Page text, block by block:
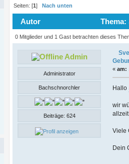
Seiten: [1]Nach unten
Autor
5961 mal)
0 Mitglieder und 1 Gast betrachten dieses
Admin
Administrator
Bachschnorchler
Beiträge: 624
« am:
Hallo
wir
Viele
Dein